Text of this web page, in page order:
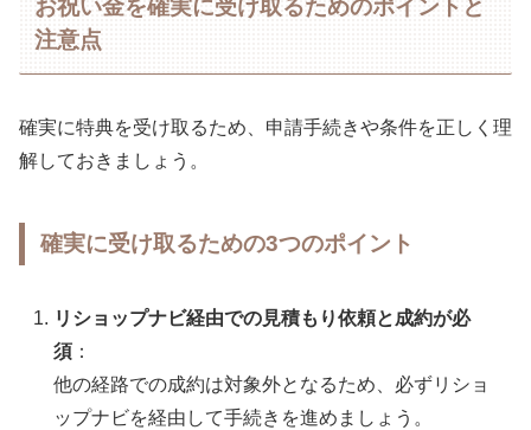
お祝い金を確実に受け取るためのポイントと
注意点
確実に特典を受け取るため、申請手続きや条件を正しく理
解しておきましょう。
確実に受け取るための3つのポイント
リショップナビ経由での見積もり依頼と成約が必
須 ：
他の経路での成約は対象外となるため、必ずリショ
ップナビを経由して手続きを進めましょう。